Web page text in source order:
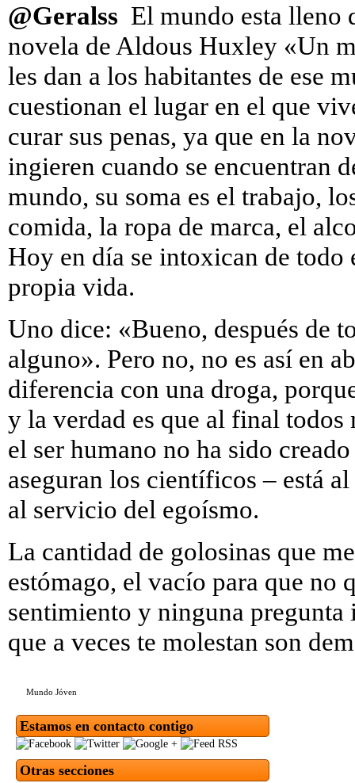
@Geralss El mundo esta lleno
novela de Aldous Huxley «Un
les dan a los habitantes de ese
cuestionan el lugar en el que
curar sus penas, ya que en la
ingieren cuando se encuentran
mundo, su soma es el trabajo,
comida, la ropa de marca, el
Hoy en día se intoxican de todo
propia vida.
Uno dice: «Bueno, después de
alguno». Pero no, no es así en
diferencia con una droga,
y la verdad es que al final todos
el ser humano no ha sido
aseguran los científicos – está
al servicio del egoísmo.
La cantidad de golosinas que
estómago, el vacío para que no
sentimiento y ninguna pregunta
que a veces te molestan son
Mundo Jóven
Estamos en contacto contigo
Otras secciones